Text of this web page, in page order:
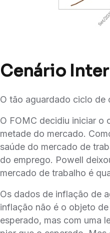
Cenário
O tão aguardado ciclo de
O FOMC decidiu iniciar o
metade do mercado.
saúde do mercado de
do emprego. Powell
mercado de trabalho é
Os dados de inflação de
inflação não é o objeto
esperado, mas com uma